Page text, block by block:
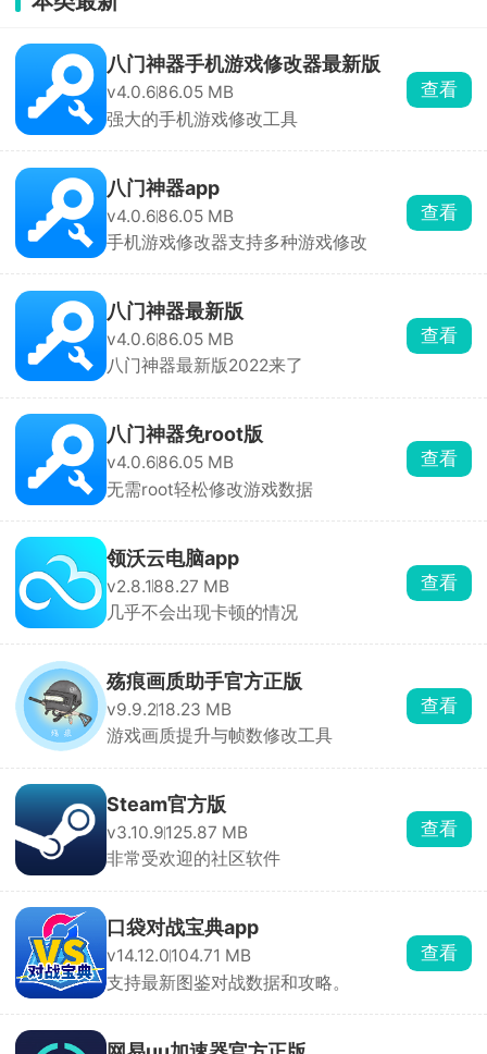
八门神器手机游戏修改器最新版
v4.0.686.05 MB
强大的手机游戏修改工具
查看
八门神器app
v4.0.686.05 MB
手机游戏修改器支持多种游戏修改
查看
八门神器最新版
v4.0.686.05 MB
八门神器最新版2022来了
查看
八门神器免root版
v4.0.686.05 MB
无需root轻松修改游戏数据
查看
领沃云电脑app
v2.8.1 88.27 MB
几乎不会出现卡顿的情况
查看
殇痕画质助手官方正版
v9.9.218.23 MB
游戏画质提升与帧数修改工具
查看
Steam官方版
v3.10.9125.87 MB
非常受欢迎的社区软件
查看
口袋对战宝典app
v14.12.0104.71 MB
支持最新图鉴对战数据和攻略。
查看